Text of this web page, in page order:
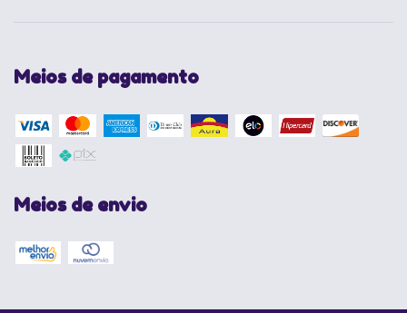
Meios de pagamento
Meios de envio